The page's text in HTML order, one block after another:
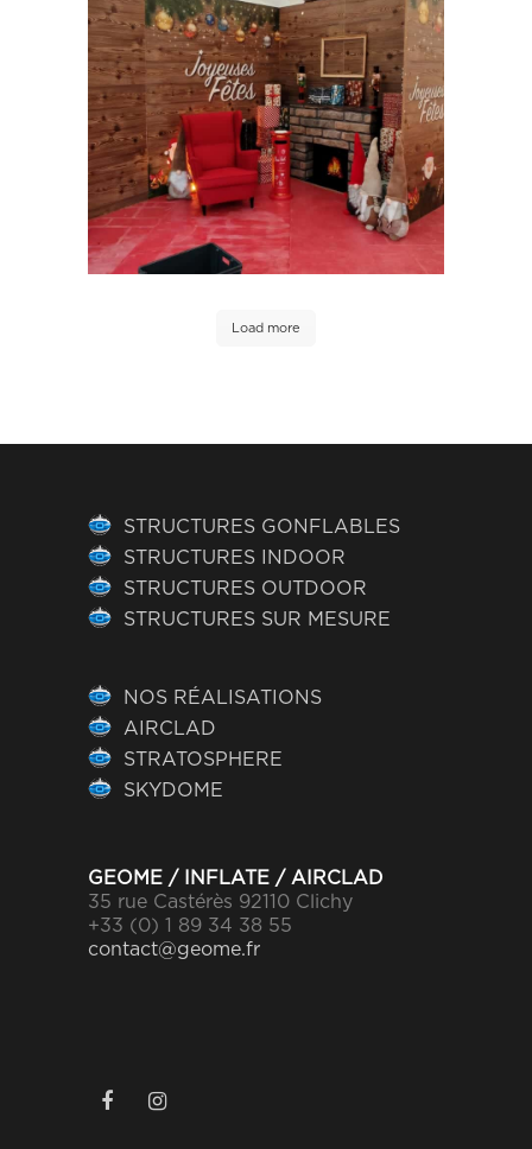
Load more
STRUCTURES GONFLABLES
STRUCTURES INDOOR
STRUCTURES OUTDOOR
STRUCTURES SUR MESURE
NOS RÉALISATIONS
AIRCLAD
STRATOSPHERE
SKYDOME
GEOME / INFLATE / AIRCLAD
35 rue Castérès 92110 Clichy
+33 (0) 1 89 34 38 55
contact@geome.fr